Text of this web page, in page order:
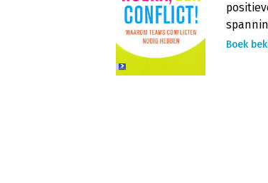
Boek